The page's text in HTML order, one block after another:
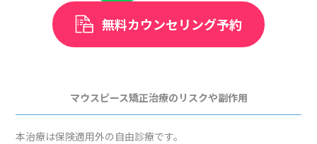
無料カウンセリング予約
マウスピース矯正治療のリスクや副作用
本治療は保険適用外の自由診療です。